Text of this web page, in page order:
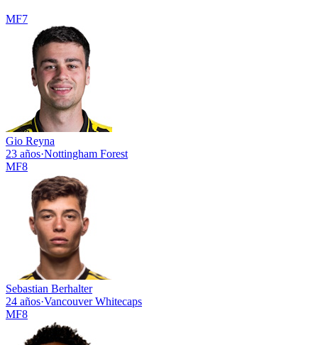
MF7
Gio Reyna
23 años·Nottingham Forest
MF8
Sebastian Berhalter
24 años·Vancouver Whitecaps
MF8